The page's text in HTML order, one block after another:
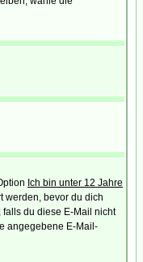
Ich bin unter 12 Jahre
werden, bevor du dich
du diese E-Mail nicht
angegebene E-Mail-